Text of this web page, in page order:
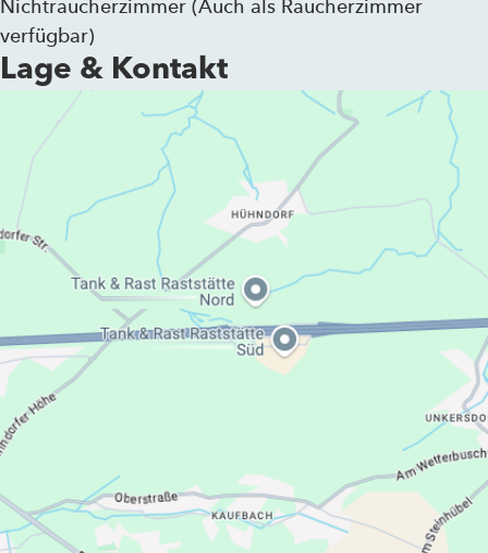
Nichtraucherzimmer (Auch als Raucherzimmer
verfügbar)
Lage & Kontakt